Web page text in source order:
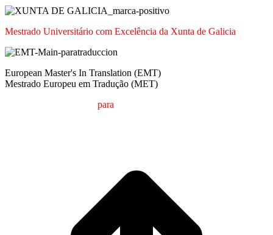
Mestrado Universitário com Excelência da Xunta de Galicia
European Master's In Translation (EMT)
Mestrado Europeu em Tradução (MET)
para